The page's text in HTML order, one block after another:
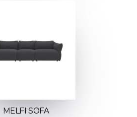
MELFI SOFA